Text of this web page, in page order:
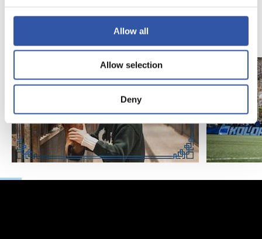
Allow all
Allow selection
Deny
马年将为我们带来好
运" | 中国新年